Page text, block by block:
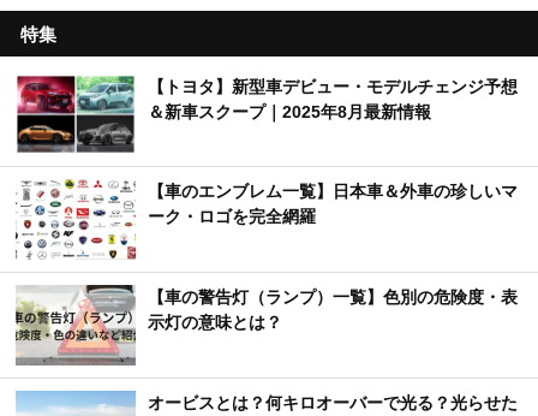
特集
【トヨタ】新型車デビュー・モデルチェンジ予想
＆新車スクープ｜2025年8月最新情報
【車のエンブレム一覧】日本車＆外車の珍しいマ
ーク・ロゴを完全網羅
【車の警告灯（ランプ）一覧】色別の危険度・表
示灯の意味とは？
オービスとは？何キロオーバーで光る？光らせた